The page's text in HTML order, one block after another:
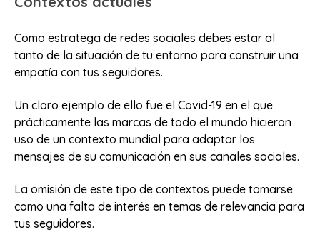
Como estratega de redes sociales debes estar al
tanto de la situación de tu entorno para construir una
empatía con tus seguidores.
Un claro ejemplo de ello fue el Covid-19 en el que
prácticamente las marcas de todo el mundo hicieron
uso de un contexto mundial para adaptar los
mensajes de su comunicación en sus canales sociales.
La omisión de este tipo de contextos puede tomarse
como una falta de interés en temas de relevancia para
tus seguidores.